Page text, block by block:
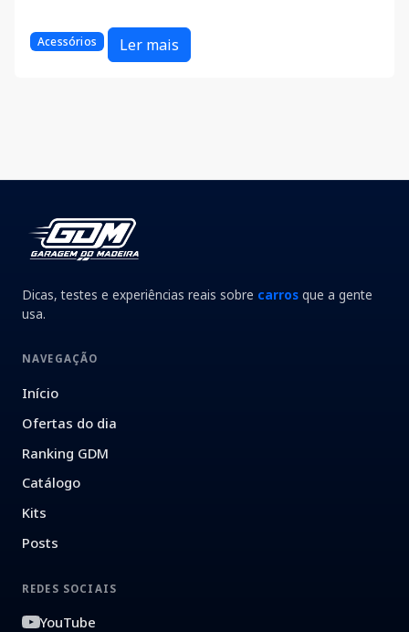
Acessórios Ler mais
Dicas, testes e experiências reais sobre carros que a gente
usa.
NAVEGAÇÃO
Início
Ofertas do dia
Ranking GDM
Catálogo
Kits
Posts
REDES SOCIAIS
YouTube